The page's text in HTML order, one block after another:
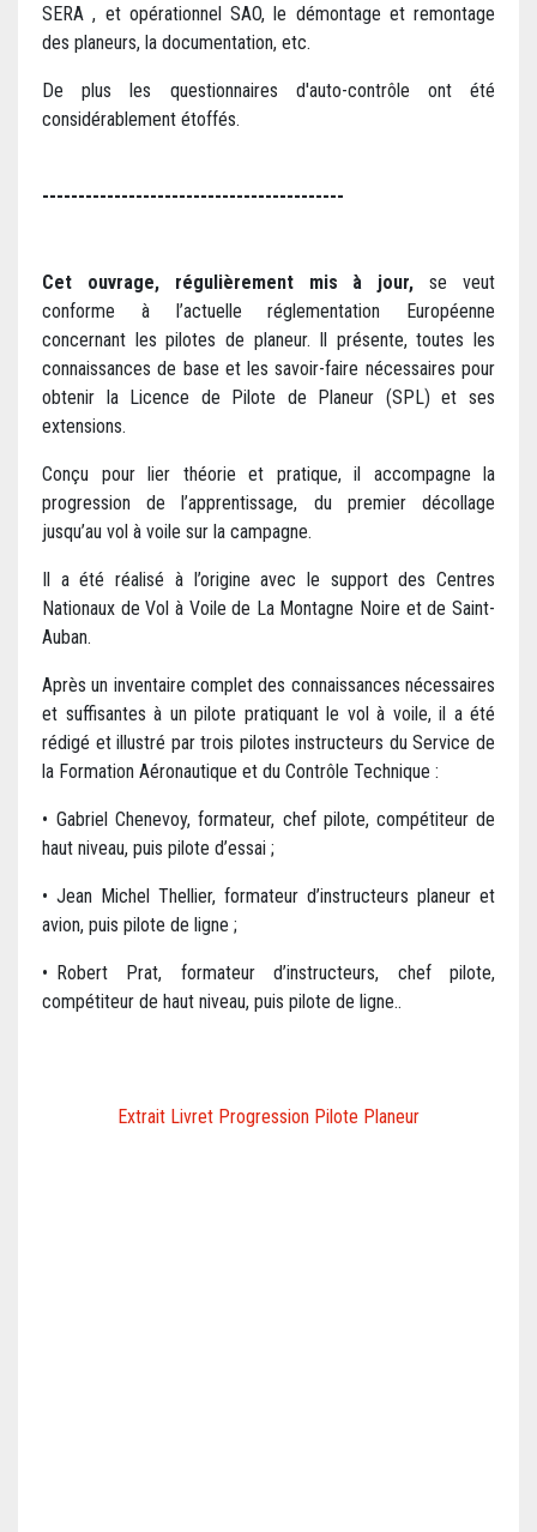
SERA , et opérationnel SAO, le démontage et remontage
des planeurs, la documentation, etc.
De plus les questionnaires d'auto-contrôle ont été
considérablement étoffés.
------------------------------------------
Cet ouvrage, régulièrement mis à jour, se veut
conforme à l’actuelle réglementation Européenne
concernant les pilotes de planeur. Il présente, toutes les
connaissances de base et les savoir-faire nécessaires pour
obtenir la Licence de Pilote de Planeur (SPL) et ses
extensions.
Conçu pour lier théorie et pratique, il accompagne la
progression de l’apprentissage, du premier décollage
jusqu’au vol à voile sur la campagne.
Il a été réalisé à l’origine avec le support des Centres
Nationaux de Vol à Voile de La Montagne Noire et de Saint-
Auban.
Après un inventaire complet des connaissances nécessaires
et suffisantes à un pilote pratiquant le vol à voile, il a été
rédigé et illustré par trois pilotes instructeurs du Service de
la Formation Aéronautique et du Contrôle Technique :
• Gabriel Chenevoy, formateur, chef pilote, compétiteur de
haut niveau, puis pilote d’essai ;
• Jean Michel Thellier, formateur d’instructeurs planeur et
avion, puis pilote de ligne ;
• Robert Prat, formateur d’instructeurs, chef pilote,
compétiteur de haut niveau, puis pilote de ligne..
Extrait Livret Progression Pilote Planeur